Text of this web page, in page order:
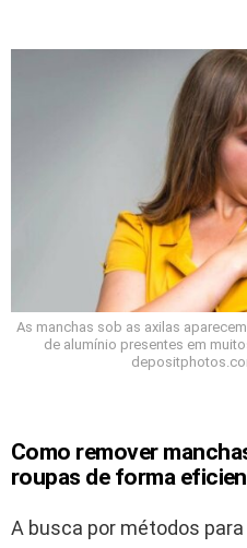
As manchas sob as axilas
de alumínio presentes em
Como remover
roupas de forma
A busca por métodos